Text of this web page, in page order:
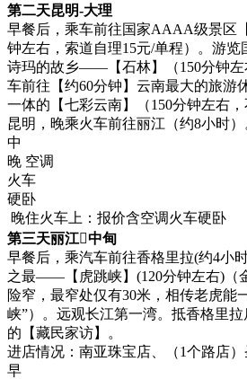
第二天昆明-大理
早餐后，乘车前往国家AAAA级景区
钟左右，索道自理15元/单程）。游
诗玛的故乡——【石林】（150分钟左
车前往【约60分钟】云南最大的旅游
一体的【七彩云南】（150分钟左右
昆明，晚乘火车前往丽江（约8小时
中
晚 空调
火车
硬卧
晚住火车上：报价含空调火车硬卧
第三天丽江中甸
早餐后，乘汽车前往香格里拉(约4小
之最——【虎跳峡】(120分钟左右)（
险窄，最窄处仅有30米，相传老虎
峡”）。远观长江第一湾。抵香格里
的【藏民家访】。
进店情况：南亚珠宝店、（1个路店
早